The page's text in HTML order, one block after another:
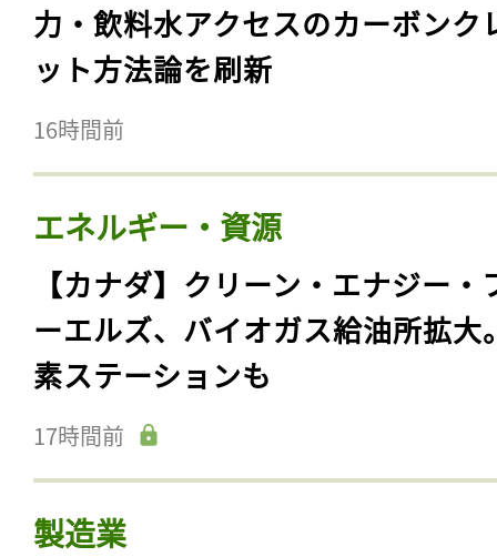
力・飲料水アクセスのカーボンク
ット方法論を刷新
16時間前
エネルギー・資源
【カナダ】クリーン・エナジー・
ーエルズ、バイオガス給油所拡大
素ステーションも
17時間前
製造業